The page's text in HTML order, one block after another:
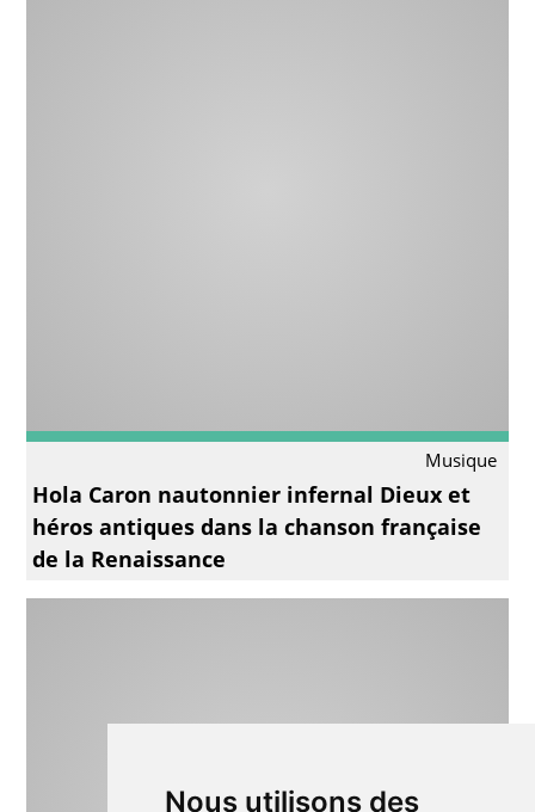
Nous utilisons des
Musique
Hola Caron nautonnier infernal Dieux et
héros antiques dans la chanson française
de la Renaissance